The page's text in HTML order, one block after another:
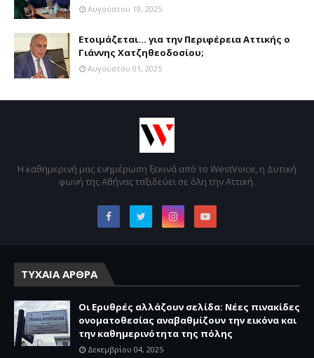
Αυγούστου 19, 2025
Ετοιμάζεται... για την Περιφέρεια Αττικής ο
Γιάννης Χατζηθεοδοσίου;
Αυγούστου 01, 2025
Η καθημερινή μας ενημέρωση ξεκινά από το WestVoice, η Δυτική
φωνή της Αθήνας ταξιδεύει σε όλη την Αττική.
ΤΥΧΑΙΑ ΑΡΘΡΑ
Οι Ερυθρές αλλάζουν σελίδα: Νέες πινακίδες
ονοματοθεσίας αναβαθμίζουν την εικόνα και
την καθημερινότητα της πόλης
Δεκεμβρίου 04, 2025